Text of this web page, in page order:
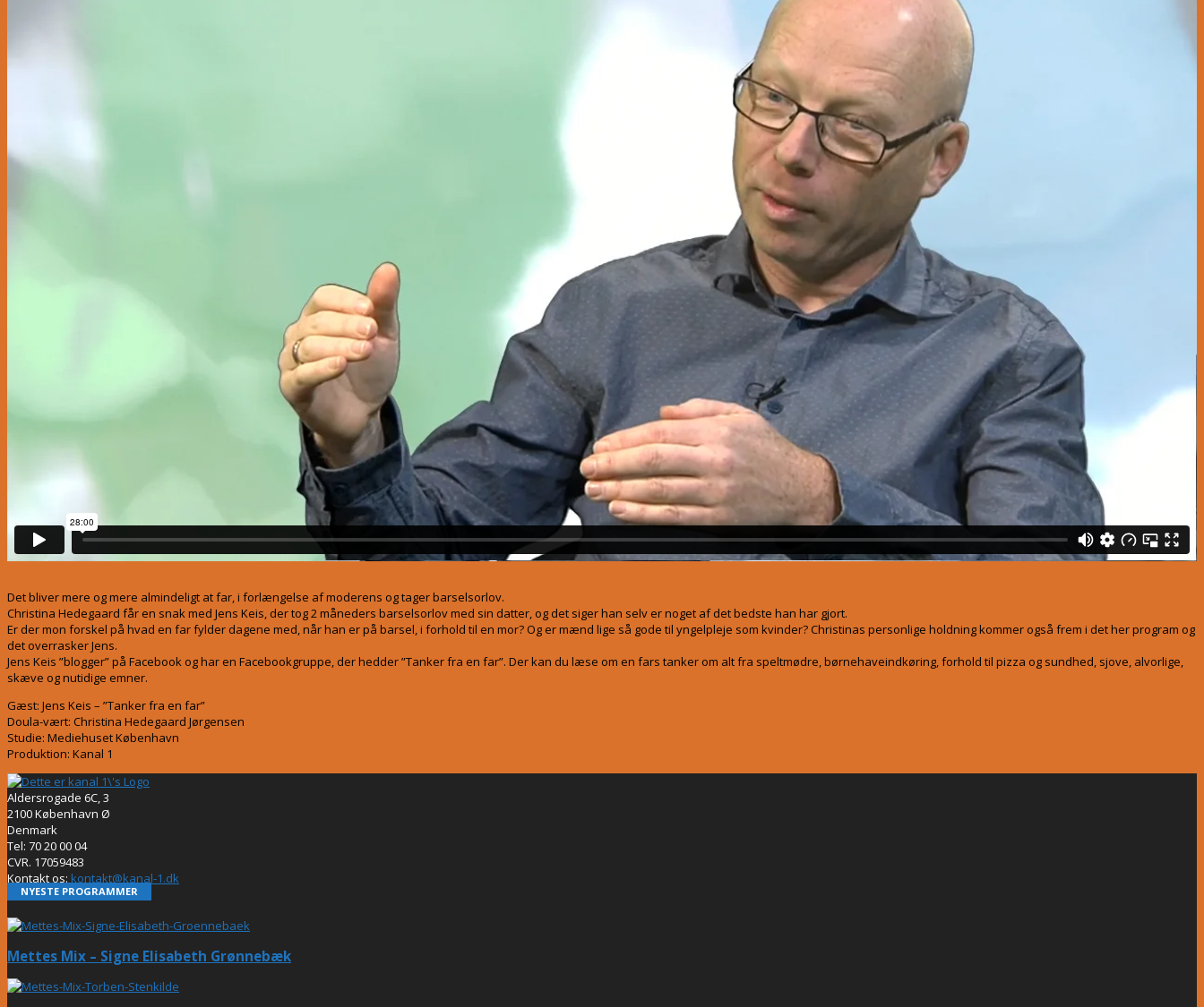
Det bliver mere og mere almindeligt at far, i forlængelse af moderens og tager barselsorlov.
Christina Hedegaard får en snak med Jens Keis, der tog 2 måneders barselsorlov med sin datter, og det siger han selv er noget af det bedste han har gjort.
Er der mon forskel på hvad en far fylder dagene med, når han er på barsel, i forhold til en mor? Og er mænd lige så gode til yngelpleje som kvinder? Christinas personlige holdning kommer også frem i det her program og
det overrasker Jens.
Jens Keis ”blogger” på Facebook og har en Facebookgruppe, der hedder ”Tanker fra en far”. Der kan du læse om en fars tanker om alt fra speltmødre, børnehaveindkøring, forhold til pizza og sundhed, sjove, alvorlige,
skæve og nutidige emner.
Gæst: Jens Keis – ”Tanker fra en far”
Doula-vært: Christina Hedegaard Jørgensen
Studie: Mediehuset København
Produktion: Kanal 1
Aldersrogade 6C, 3
2100 København Ø
Denmark
Tel: 70 20 00 04
CVR. 17059483
Kontakt os: kontakt@kanal-1.dk
NYESTE PROGRAMMER
Mettes Mix – Signe Elisabeth Grønnebæk